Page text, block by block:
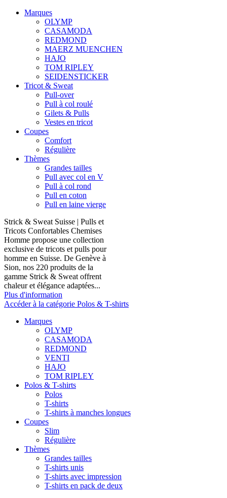
Marques
OLYMP
CASAMODA
REDMOND
MAERZ MUENCHEN
HAJO
TOM RIPLEY
SEIDENSTICKER
Tricot & Sweat
Pull-over
Pull à col roulé
Gilets & Pulls
Vestes en tricot
Coupes
Comfort
Régulière
Thèmes
Grandes tailles
Pull avec col en V
Pull à col rond
Pull en coton
Pull en laine vierge
Strick & Sweat Suisse | Pulls et
Tricots Confortables Chemises
Homme propose une collection
exclusive de tricots et pulls pour
homme en Suisse. De Genève à
Sion, nos 220 produits de la
gamme Strick & Sweat offrent
chaleur et élégance adaptées...
Plus d'information
Accéder à la catégorie Polos & T-shirts
Marques
OLYMP
CASAMODA
REDMOND
VENTI
HAJO
TOM RIPLEY
Polos & T-shirts
Polos
T-shirts
T-shirts à manches longues
Coupes
Slim
Régulière
Thèmes
Grandes tailles
T-shirts unis
T-shirts avec impression
T-shirts en pack de deux